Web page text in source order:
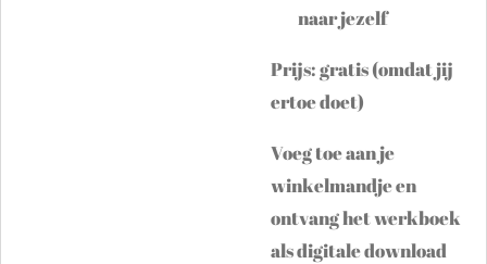
naar jezelf
Prijs: gratis (omdat jij
ertoe doet)
Voeg toe aan je
winkelmandje en
ontvang het werkboek
als digitale download